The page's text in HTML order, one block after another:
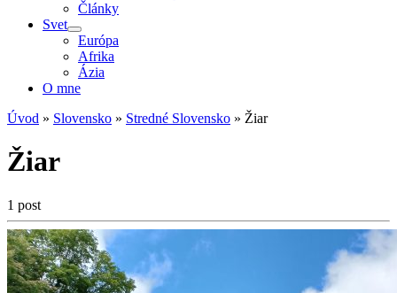
Články
Svet
Európa
Afrika
Ázia
O mne
Úvod » Slovensko » Stredné Slovensko » Žiar
Žiar
1 post